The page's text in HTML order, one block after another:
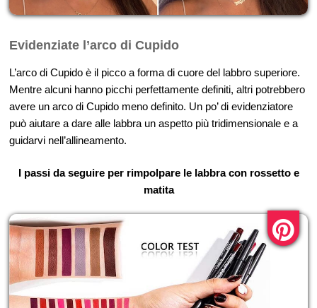
Evidenziate l’arco di Cupido
L’arco di Cupido è il picco a forma di cuore del labbro superiore.
Mentre alcuni hanno picchi perfettamente definiti, altri potrebbero
avere un arco di Cupido meno definito. Un po’ di evidenziatore
può aiutare a dare alle labbra un aspetto più tridimensionale e a
guidarvi nell’allineamento.
I passi da seguire per rimpolpare le labbra con rossetto e
matita